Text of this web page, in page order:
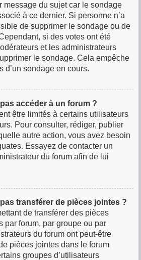
message du sujet car le sondage
à ce dernier. Si personne n’a
de supprimer le sondage ou de
si des votes ont été
et les administrateurs
le sondage. Cela empêche
d’un sondage en cours.
accéder à un forum ?
être limités à certains utilisateurs
Pour consulter, rédiger, publier
autre action, vous avez besoin
Essayez de contacter un
du forum afin de lui
transférer de pièces jointes ?
de transférer des pièces
par forum, par groupe ou par
du forum ont peut-être
pièces jointes dans le forum
groupes d’utilisateurs